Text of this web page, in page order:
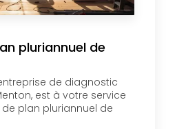
pluriannuel de
entreprise de diagnostic
est à votre service
plan pluriannuel de